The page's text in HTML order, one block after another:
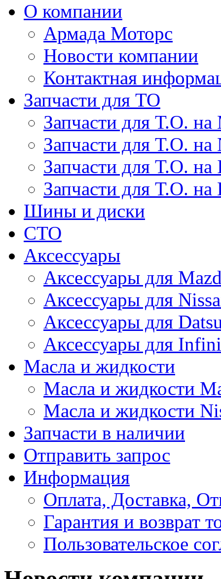
О компании
Армада Моторс
Новости компании
Контактная
Запчасти для ТО
Запчасти для Т.О. на
Запчасти для Т.О. на
Запчасти для Т.О.
Запчасти для Т.О. на
Шины и диски
СТО
Аксессуары
Аксессуары для
Аксессуары для
Аксессуары для
Аксессуары для
Масла и жидкости
Масла и жидкости
Масла и жидкости
Запчасти в наличии
Отправить запрос
Информация
Оплата, Доставка,
Гарантия и возврат
Пользовательское